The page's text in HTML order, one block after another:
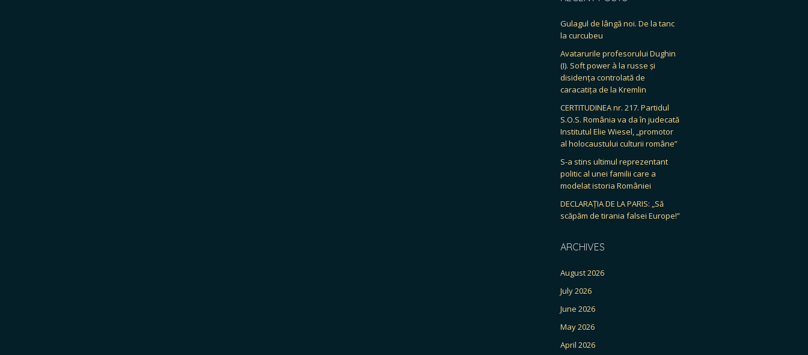
Gulagul de lângă noi. De la tanc
la curcubeu
Avatarurile profesorului Dughin
(I). Soft power à la russe și
disidența controlată de
caracatița de la Kremlin
CERTITUDINEA nr. 217. Partidul
S.O.S. România va da în judecată
Institutul Elie Wiesel, „promotor
al holocaustului culturii române”
S-a stins ultimul reprezentant
politic al unei familii care a
modelat istoria României
DECLARAȚIA DE LA PARIS: „Să
scăpăm de tirania falsei Europe!”
ARCHIVES
August 2026
July 2026
June 2026
May 2026
April 2026